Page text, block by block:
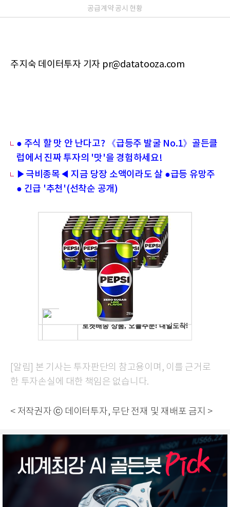
공급계약 공시 현황
주지숙 데이터투자 기자 pr@datatooza.com
● 주식 할 맛 안 난다고? 《급등주 발굴 No.1》골든클
럽에서 진짜 투자의 '맛'을 경험하세요!
▶극비종목◀ 지금 당장 소액이라도 살 ●급등 유망주
● 긴급 '추천'(선착순 공개)
[알림] 본 기사는 투자판단의 참고용이며, 이를 근거로
한 투자손실에 대한 책임은 없습니다.
< 저작권자 ⓒ 데이터투자, 무단 전재 및 재배포 금지 >